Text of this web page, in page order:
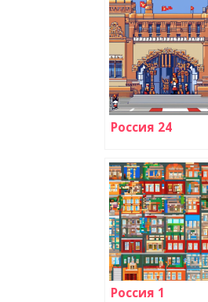
Россия 24
Россия 1